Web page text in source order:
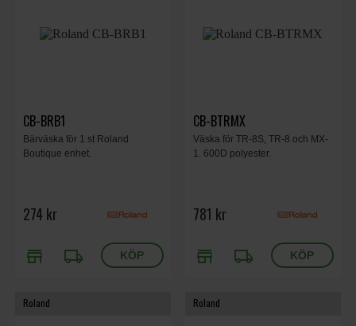
CB-BRB1
Bärväska för 1 st Roland
Boutique enhet.
274 kr
store local_shipping
CB-BTRMX
Väska för TR-8S, TR-8 och MX-
1. 600D polyester.
781 kr
store local_shipping
Roland Roland